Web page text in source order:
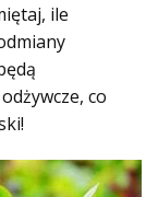
ile
co